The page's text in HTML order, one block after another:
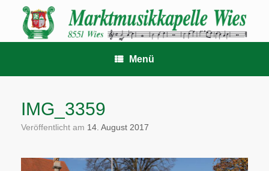
springen
Menü
IMG_3359
Veröffentlicht am 14. August 2017